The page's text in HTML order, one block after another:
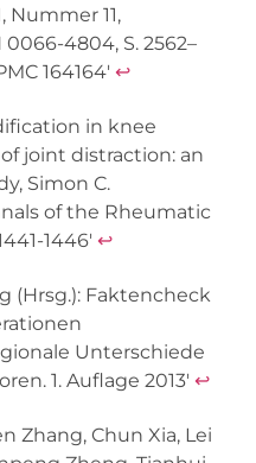
Nummer 11,
0066-4804, S. 2562–
164164′ ↩︎
in knee
joint distraction: an
Simon C.
of the Rheumatic
1446′ ↩︎
(Hrsg.): Faktencheck
Unterschiede
1. Auflage 2013′ ↩︎
Zhang, Chun Xia, Lei